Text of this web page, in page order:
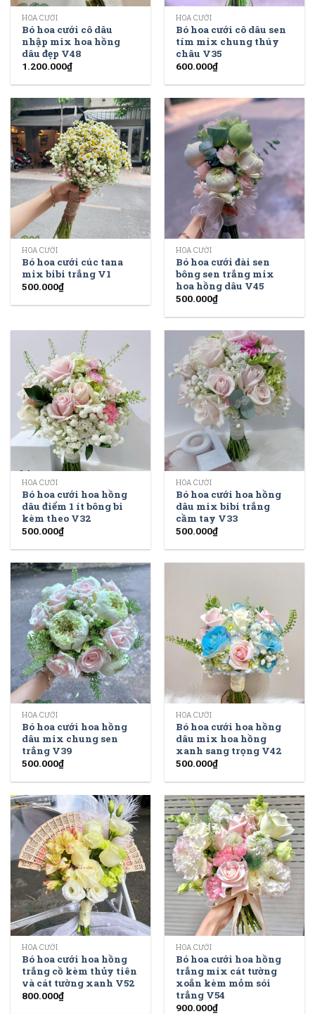
HOA CƯỚI
Bó hoa cưới cô dâu
nhập mix hoa hồng
dâu đẹp V48
1.200.000₫
HOA CƯỚI
Bó hoa cưới cô dâu sen
tím mix chung thúy
châu V35
600.000₫
HOA CƯỚI
Bó hoa cưới cúc tana
mix bibi trắng V1
500.000₫
HOA CƯỚI
Bó hoa cưới đài sen
bông sen trắng mix
hoa hồng dâu V45
500.000₫
HOA CƯỚI
Bó hoa cưới hoa hồng
dâu điểm 1 ít bông bi
kèm theo V32
500.000₫
HOA CƯỚI
Bó hoa cưới hoa hồng
dâu mix bibi trắng
cầm tay V33
500.000₫
HOA CƯỚI
Bó hoa cưới hoa hồng
dâu mix chung sen
trắng V39
500.000₫
HOA CƯỚI
Bó hoa cưới hoa hồng
dâu mix hoa hồng
xanh sang trọng V42
500.000₫
HOA CƯỚI
Bó hoa cưới hoa hồng
trắng cồ kèm thủy tiên
và cát tường xanh V52
800.000₫
HOA CƯỚI
Bó hoa cưới hoa hồng
trắng mix cát tường
xoắn kèm mỏm sói
trắng V54
900.000₫